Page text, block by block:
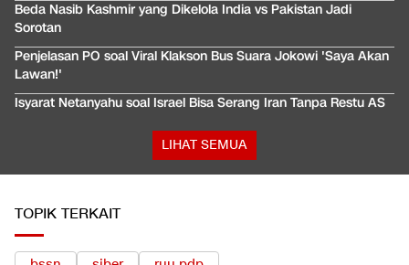
Beda Nasib Kashmir yang Dikelola India vs Pakistan Jadi
Sorotan
Penjelasan PO soal Viral Klakson Bus Suara Jokowi 'Saya Akan
Lawan!'
Isyarat Netanyahu soal Israel Bisa Serang Iran Tanpa Restu AS
LIHAT SEMUA
TOPIK TERKAIT